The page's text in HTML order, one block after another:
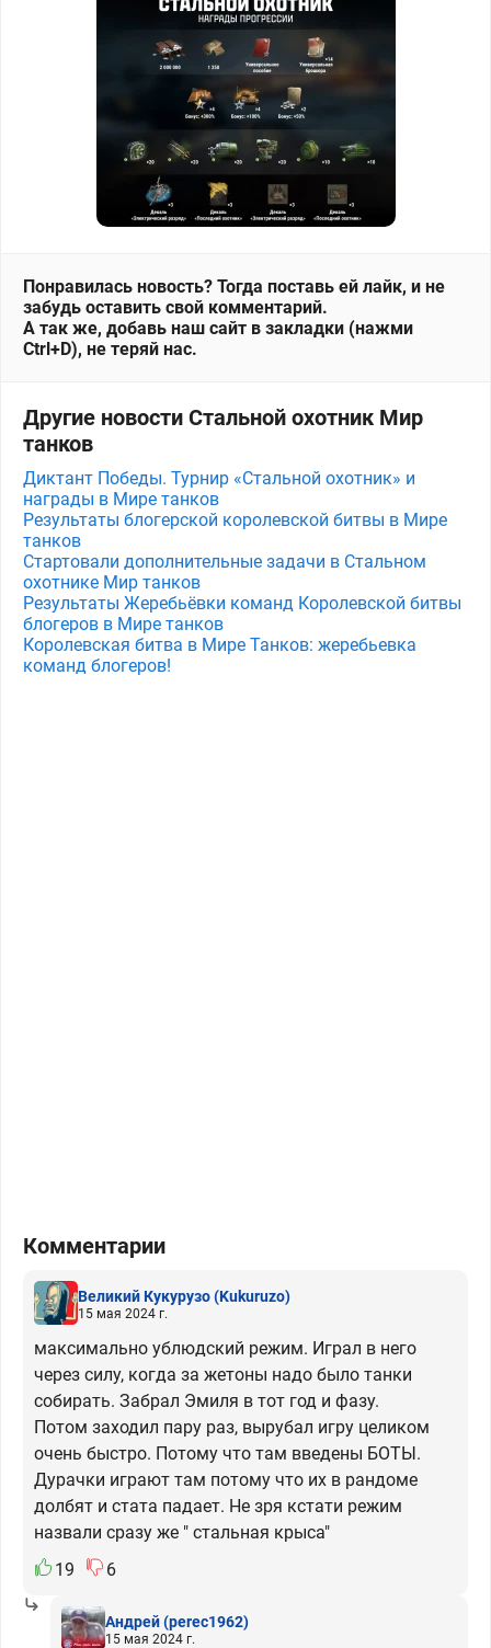
Понравилась новость? Тогда поставь ей лайк, и не
забудь оставить свой комментарий.
А так же, добавь наш сайт в закладки (нажми
Ctrl+D), не теряй нас.
Другие новости Стальной охотник Мир
танков
Диктант Победы. Турнир «Стальной охотник» и
награды в Мире танков
Результаты блогерской королевской битвы в Мире
танков
Стартовали дополнительные задачи в Стальном
охотнике Мир танков
Результаты Жеребьёвки команд Королевской битвы
блогеров в Мире танков
Королевская битва в Мире Танков: жеребьевка
команд блогеров!
Комментарии
Великий Кукурузо(Kukuruzo)
15 мая 2024 г.
максимально ублюдский режим. Играл в него
через силу, когда за жетоны надо было танки
собирать. Забрал Эмиля в тот год и фазу.
Потом заходил пару раз, вырубал игру целиком
очень быстро. Потому что там введены БОТЫ.
Дурачки играют там потому что их в рандоме
долбят и стата падает. Не зря кстати режим
назвали сразу же " стальная крыса"
19
6
Андрей(perec1962)
15 мая 2024 г.